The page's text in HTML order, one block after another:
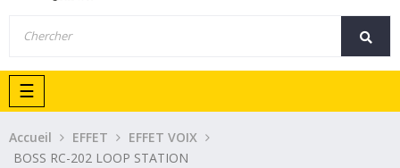
Basculer
la
navigation
☰
Accueil EFFET
EFFET VOIX
BOSS RC-202 LOOP STATION